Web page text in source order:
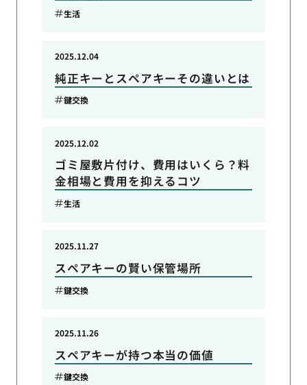
生活
純正キーとスペアキーその違いとは
2025.12.04
鍵交換
ゴミ屋敷片付け、費用はいくら？料
金相場と費用を抑えるコツ
2025.12.02
生活
スペアキーの賢い保管場所
2025.11.27
鍵交換
スペアキーが持つ本当の価値
2025.11.26
鍵交換